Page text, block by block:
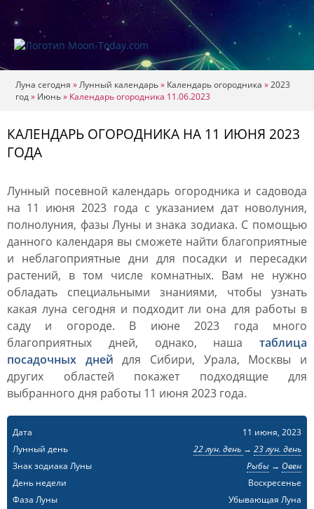
Луна сегодня »Лунный календарь» Календарь огородника »2023
год» Июнь» Календарь огородника 11.06.2023
КАЛЕНДАРЬ ОГОРОДНИКА НА 11 ИЮНЯ 2023
ГОДА
Лунный посевной календарь огородника и садовода
на 11 июня 2023 года с указанием дат новолуния,
полнолуния, фазы Луны и знака зодиака. С помощью
данного календаря вы сможете найти благоприятные
и неблагоприятные дни для посадки и пересадки
растений, в том числе комнатных. Вам не нужно
обладать специальными знаниями, чтобы узнать
какая луна сегодня и подходит ли она для работы в
саду и огороде. В июне 2023 года много
благоприятных дней, однако, наша таблица
посадочных дней для Сибири, Урала, Москвы и
других областей покажет подходящие для
выбранного дня работы 11 июня 2023 года.
Дата
11 июня, 2023
Лунный день
22 лун. день → 23 лун. день
Знак зодиака Луны
Рыбы→ Овен
День недели
Воскресенье
Фаза Луны
Убывающая Луна